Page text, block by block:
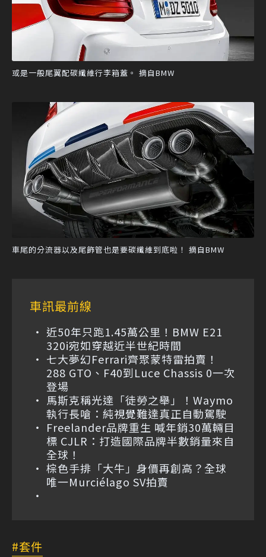
或是一般尾翼配碳纖維行李箱蓋。 摘自BMW
車尾的分流器以及尾飾管也是要碳纖維到底啦！ 摘自BMW
車訊最前線
近50年只跑1.45萬公里！BMW E21
320i宛如穿越近半世紀時間
七大夢幻Ferrari齊聚蒙特雷拍賣！
288 GTO、F40到Luce Chassis 0一次
登場
馬斯克稱光達「徒勞之舉」！Waymo
執行長嗆：純視覺難達真正自動駕駛
Freelander品牌重生 喊年銷30萬輛目
標 CJLR：打造國際品牌半數銷量來自
全球！
棕色手排「大牛」身價再創高？全球
唯一Murciélago SV拍賣
套件